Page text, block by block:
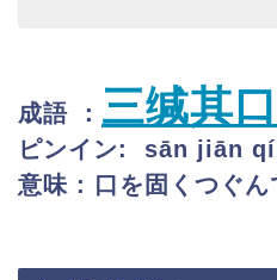
成語 ： 三缄其口
ピンイン: sān jiān
意味 : 口を固くつぐん